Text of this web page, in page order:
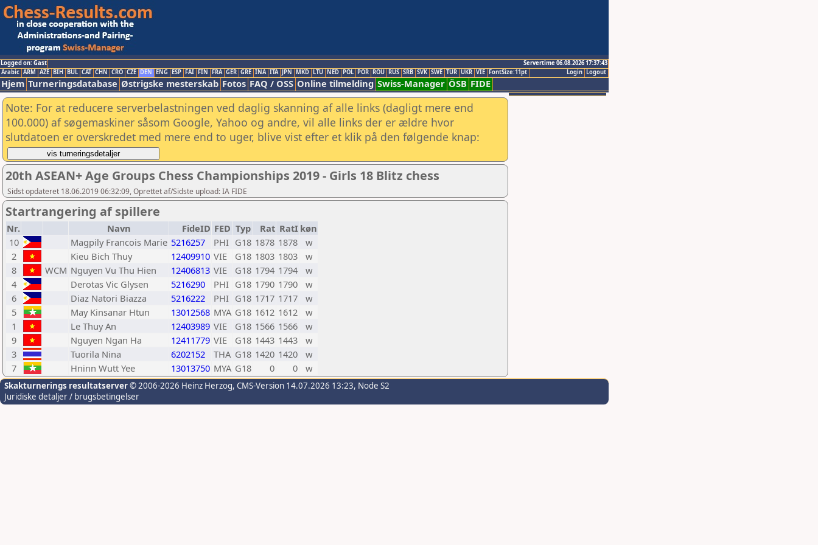
Logged on: Gast
Servertime 06.08.2026 17:37:43
Logout
Login
Arabic ARM AZE BIH BUL CAT CHN CRO CZE DEN ENG ESP FAI FIN FRA GER GRE INA ITA JPN MKD LTU NED POL POR ROU RUS SRB SVK SWE TUR UKR VIE FontSize:11pt
Hjem Turneringsdatabase Østrigske mesterskab Fotos FAQ / OSS Online tilmelding Swiss-Manager ÖSB FIDE
Note: For at reducere serverbelastningen ved daglig skanning af alle links (dagligt mere end
100.000) af søgemaskiner såsom Google, Yahoo og andre, vil alle links der er ældre hvor
slutdatoen er overskredet med mere end to uger, blive vist efter et klik på den følgende knap:
20th ASEAN+ Age Groups Chess Championships 2019 - Girls 18 Blitz chess
Sidst opdateret 18.06.2019 06:32:09, Oprettet af/Sidste upload: IA FIDE
Startrangering af spillere
Nr. Navn FideID FED Typ Rat RatI køn
10
Magpily Francois Marie 5216257 PHI G18 1878 1878
w
2
Kieu Bich Thuy 12409910 VIE G18 1803 1803
w
8
WCM Nguyen Vu Thu Hien 12406813 VIE G18 1794 1794
w
4
Derotas Vic Glysen 5216290 PHI G18 1790 1790
w
6
Diaz Natori Biazza 5216222 PHI G18 1717 1717
w
5
May Kinsanar Htun 13012568 MYA G18 1612 1612
w
1
Le Thuy An 12403989 VIE G18 1566 1566
w
9
Nguyen Ngan Ha 12411779 VIE G18 1443 1443
w
3
Tuorila Nina 6202152 THA G18 1420 1420
w
7
Hninn Wutt Yee 13013750 MYA G18 0 0 w
Skakturnerings resultatserver© 2006-2026 Heinz Herzog, CMS-Version 14.07.2026 13:23, Node S2
Juridiske detaljer / brugsbetingelser